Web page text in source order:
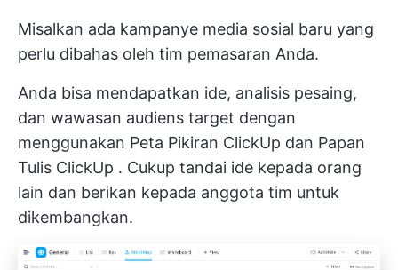
Misalkan ada kampanye media sosial baru yang
perlu dibahas oleh tim pemasaran Anda.
Anda bisa mendapatkan ide, analisis pesaing,
dan wawasan audiens target dengan
menggunakan Peta Pikiran ClickUp dan Papan
Tulis ClickUp . Cukup tandai ide kepada orang
lain dan berikan kepada anggota tim untuk
dikembangkan.